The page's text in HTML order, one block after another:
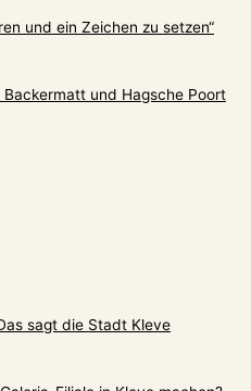
und ein Zeichen zu setzen“
und Hagsche Poort
sagt die Stadt Kleve